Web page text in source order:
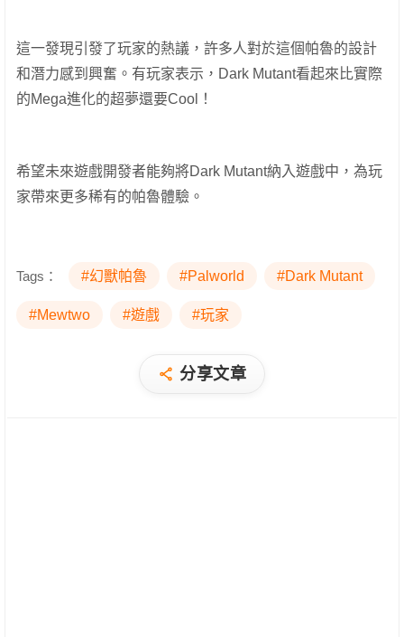
這一發現引發了玩家的熱議，許多人對於這個帕魯的設計
和潛力感到興奮。有玩家表示，Dark Mutant看起來比實際
的Mega進化的超夢還要Cool！
希望未來遊戲開發者能夠將Dark Mutant納入遊戲中，為玩
家帶來更多稀有的帕魯體驗。
Tags： #幻獸帕魯 #Palworld #Dark Mutant
#Mewtwo #遊戲 #玩家
分享文章